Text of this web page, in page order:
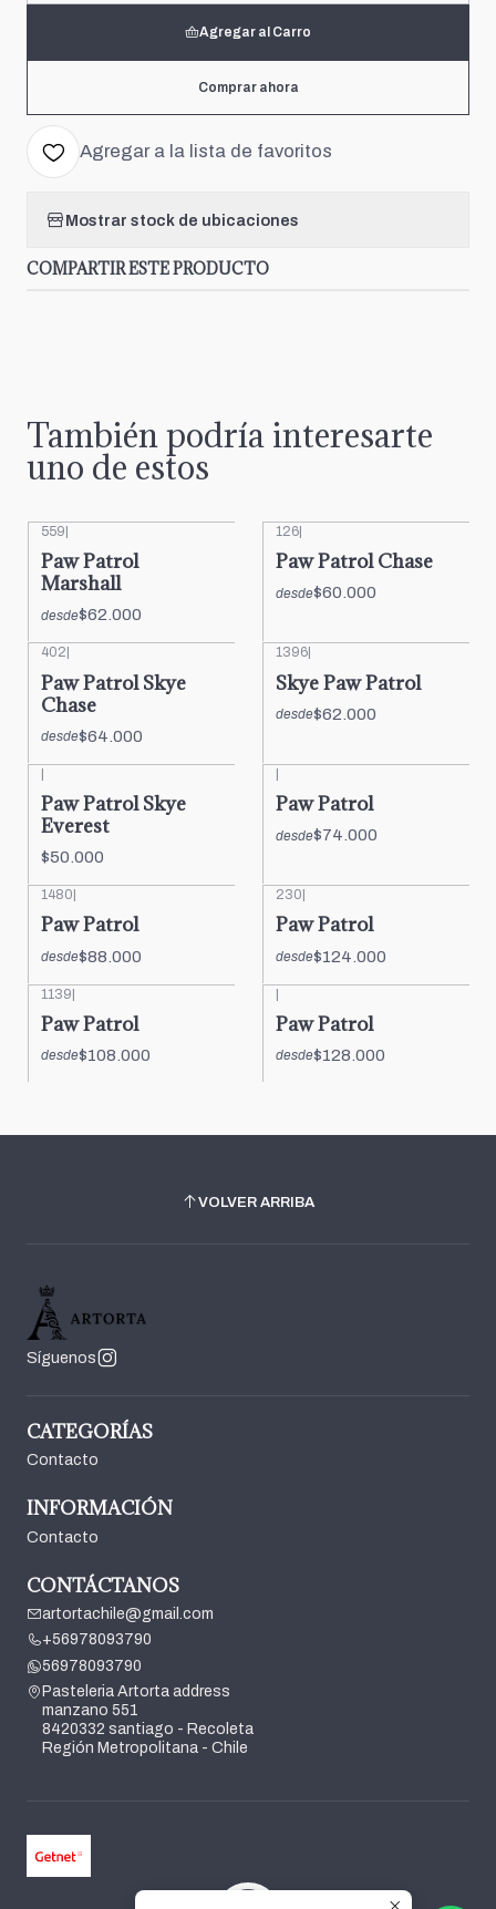
Agregar al Carro
Comprar ahora
Agregar a la lista de favoritos
Mostrar stock de ubicaciones
COMPARTIR ESTE PRODUCTO
También podría interesarte
uno de estos
559
Paw Patrol
Marshall
desde$62.000
126
Paw Patrol Chase
desde$60.000
402
Paw Patrol Skye
Chase
desde$64.000
1396
Skye Paw Patrol
desde$62.000
|
Paw Patrol Skye
Everest
$50.000
|
Paw Patrol
desde$74.000
1480
Paw Patrol
desde$88.000
230
Paw Patrol
desde$124.000
1139|
Paw Patrol
desde$108.000
|
Paw Patrol
desde$128.000
VOLVER ARRIBA
Síguenos
CATEGORÍAS
Contacto
INFORMACIÓN
Contacto
CONTÁCTANOS
artortachile@gmail.com
+56978093790
56978093790
Pasteleria Artorta address
manzano 551
8420332 santiago - Recoleta
Región Metropolitana - Chile